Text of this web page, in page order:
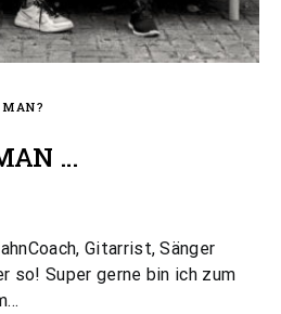
…
Gitarrist, Sänger
so! Super gerne bin ich zum